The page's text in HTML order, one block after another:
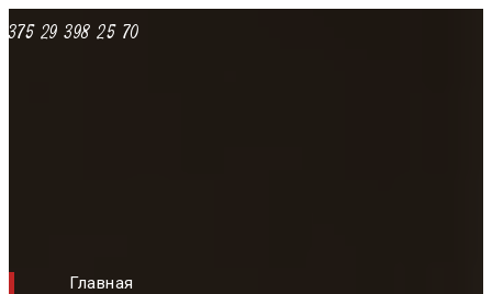
+375 29 398 25 70
Главная